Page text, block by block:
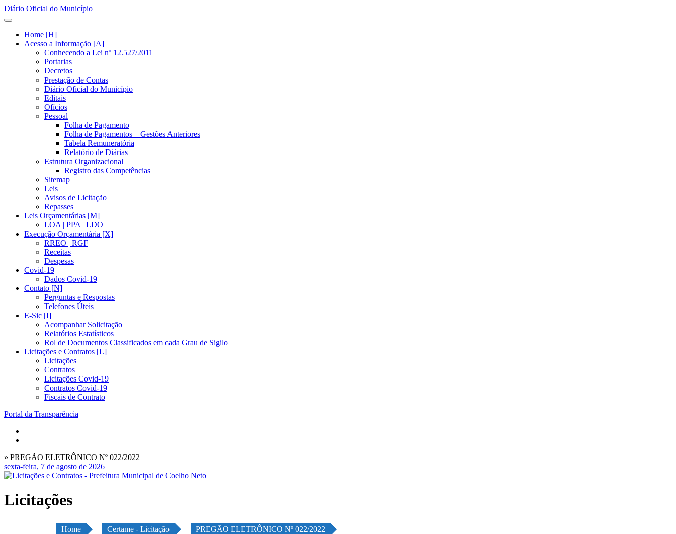
Diário Oficial do Município
Home [H]
Acesso a Informação [A]
Conhecendo a Lei nº 12.527/2011
Portarias
Decretos
Prestação de Contas
Diário Oficial do Município
Editais
Ofícios
Pessoal
Folha de Pagamento
Folha de Pagamentos – Gestões Anteriores
Tabela Remuneratória
Relatório de Diárias
Estrutura Organizacional
Registro das Competências
Sitemap
Leis
Avisos de Licitação
Repasses
Leis Orçamentárias [M]
LOA | PPA | LDO
Execução Orçamentária [X]
RREO | RGF
Receitas
Despesas
Covid-19
Dados Covid-19
Contato [N]
Perguntas e Respostas
Telefones Úteis
E-Sic [I]
Acompanhar Solicitação
Relatórios Estatísticos
Rol de Documentos Classificados em cada Grau de Sigilo
Licitações e Contratos [L]
Licitações
Contratos
Licitações Covid-19
Contratos Covid-19
Fiscais de Contrato
Portal da Transparência
» PREGÃO ELETRÔNICO Nº 022/2022
sexta-feira, 7 de agosto de 2026
Licitações
Home Certame - Licitação PREGÃO ELETRÔNICO Nº 022/2022